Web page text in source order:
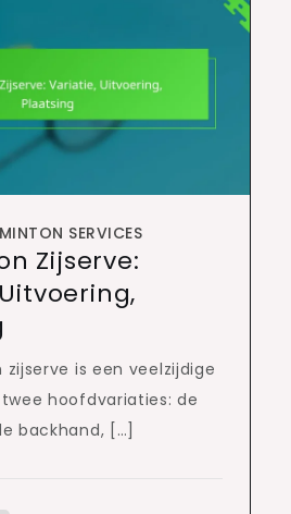
SERVICES
Zijserve:
is een veelzijdige
hoofdvariaties: de
backhand, […]